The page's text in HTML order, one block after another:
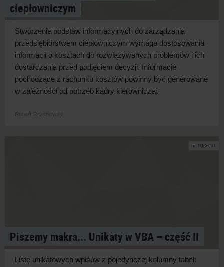
ciepłowniczym
Stworzenie podstaw informacyjnych do zarządzania
przedsiębiorstwem ciepłowniczym wymaga dostosowania
informacji o kosztach do rozwiązywanych problemów i ich
dostarczania przed podjęciem decyzji. Informacje
pochodzące z rachunku kosztów powinny być generowane
w zależności od potrzeb kadry kierowniczej.
nr 10/2011
Piszemy makra... Unikaty w VBA – część II
Listę unikatowych wpisów z pojedynczej kolumny tabeli